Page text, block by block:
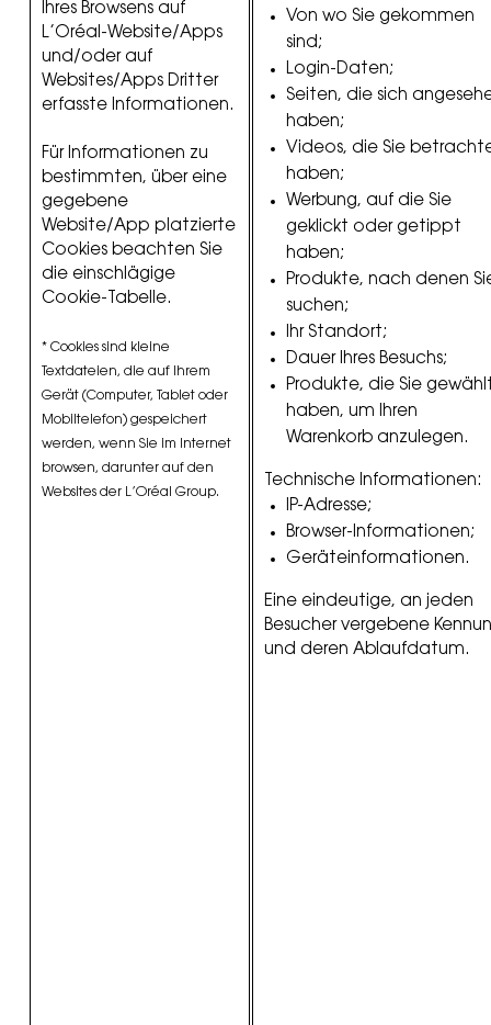
Ihres Browsens auf
L’Oréal-Website/Apps
und/oder auf
Websites/Apps Dritter
erfasste Informationen.
Für Informationen zu
bestimmten, über eine
gegebene
Website/App platzierte
Cookies beachten Sie
die einschlägige
Cookie-Tabelle.
* Cookies sind kleine
Textdateien, die auf Ihrem
Gerät (Computer, Tablet oder
Mobiltelefon) gespeichert
werden, wenn Sie im Internet
browsen, darunter auf den
Websites der L’Oréal Group.
Von wo Sie gekommen
sind;
Login-Daten;
Seiten, die sich
haben;
Videos, die Sie
haben;
Werbung, auf die Sie
geklickt oder getippt
haben;
Produkte, nach denen
suchen;
Ihr Standort;
Dauer Ihres Besuchs;
Produkte, die Sie
haben, um Ihren
Warenkorb anzulegen.
Technische Informationen:
IP-Adresse;
Browser-Informationen;
Geräteinformationen.
Eine eindeutige, an jeden
Besucher vergebene
und deren Ablaufdatum.